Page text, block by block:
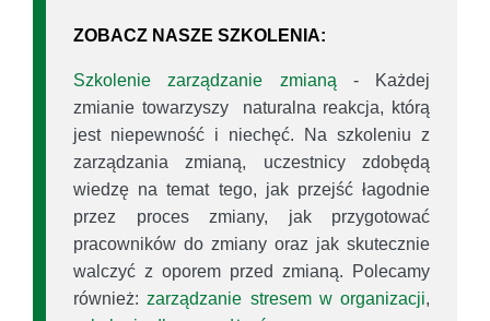
ZOBACZ NASZE SZKOLENIA:
Szkolenie zarządzanie zmianą - Każdej
zmianie towarzyszy naturalna reakcja, którą
jest niepewność i niechęć. Na szkoleniu z
zarządzania zmianą, uczestnicy zdobędą
wiedzę na temat tego, jak przejść łagodnie
przez proces zmiany, jak przygotować
pracowników do zmiany oraz jak skutecznie
walczyć z oporem przed zmianą. Polecamy
również:zarządzanie stresem w organizacji,